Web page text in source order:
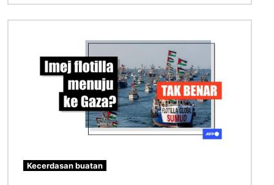
Kecerdasan buatan